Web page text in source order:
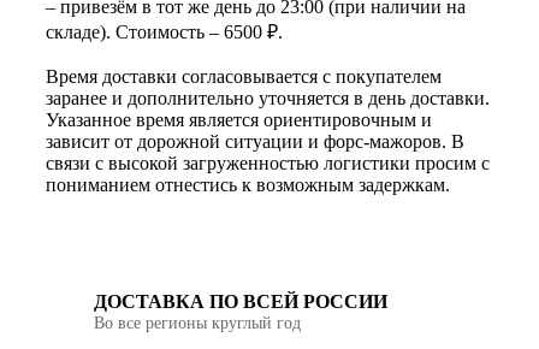
– привезём в тот же день до 23:00 (при наличии на
складе). Стоимость – 6500 ₽.
Время доставки согласовывается с покупателем
заранее и дополнительно уточняется в день доставки.
Указанное время является ориентировочным и
зависит от дорожной ситуации и форс-мажоров. В
связи с высокой загруженностью логистики просим с
пониманием отнестись к возможным задержкам.
ДОСТАВКА ПО ВСЕЙ РОССИИ
Во все регионы круглый год